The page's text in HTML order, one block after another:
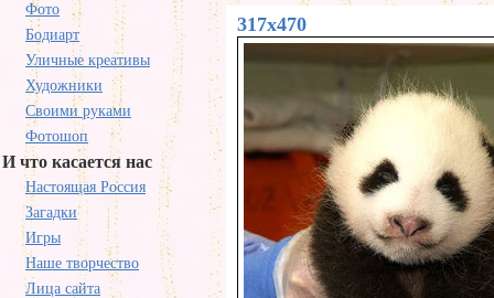
Фото
Бодиарт
Уличные креативы
Художники
Своими руками
Фотошоп
И что касается нас
Настоящая Россия
Загадки
Игры
Наше творчество
Лица сайта
317x470